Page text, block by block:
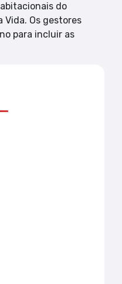
do
Vida. Os gestores
para incluir as